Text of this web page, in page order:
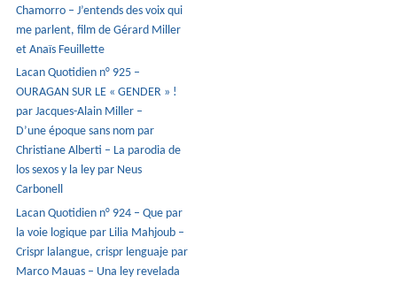
Chamorro – J’entends des voix qui
me parlent, film de Gérard Miller
et Anaïs Feuillette
Lacan Quotidien n° 925 –
OURAGAN SUR LE « GENDER » !
par Jacques-Alain Miller –
D’une époque sans nom par
Christiane Alberti – La parodia de
los sexos y la ley par Neus
Carbonell
Lacan Quotidien n° 924 – Que par
la voie logique par Lilia Mahjoub –
Crispr lalangue, crispr lenguaje par
Marco Mauas – Una ley revelada